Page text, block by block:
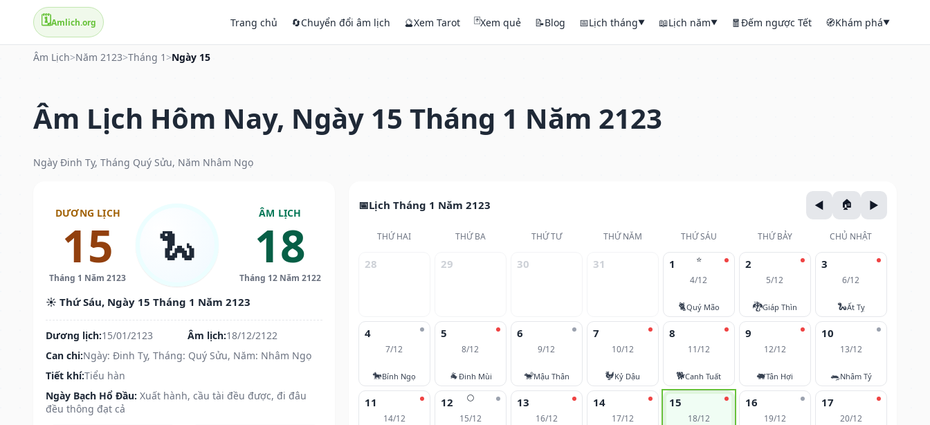
🗓️Amlich.org Trang chủ 🔄Chuyển đổi âm lịch 🔮Xem Tarot 🃏Xem quẻ 📝Blog 📅Lịch tháng▼ 📖Lịch năm▼ 🧧Đếm ngược Tết 🧭Khám phá▼
Âm Lịch>Năm 2123>Tháng 1 >Ngày 15
Âm Lịch Hôm Nay, Ngày 15 Tháng 1 Năm 2123
Ngày Đinh Tỵ, Tháng Quý Sửu, Năm Nhâm Ngọ
DƯƠNG LỊCH
15
Tháng 1 Năm 2123
🐍
ÂM LỊCH
18
Tháng 12 Năm 2122
☀️ Thứ Sáu, Ngày 15 Tháng 1 Năm 2123
Dương lịch:15/01/2123 Âm lịch:18/12/2122
Can chi:Ngày: Đinh Tỵ, Tháng: Quý Sửu, Năm: Nhâm Ngọ
Tiết khí:Tiểu hàn
Ngày Bạch Hổ Đầu: Xuất hành, cầu tài đều được, đi đâu
đều thông đạt cả
Lịch Tháng 1 Năm 2123
THỨ HAI THỨ BA THỨ TƯ THỨ NĂM THỨ SÁU THỨ BẢY CHỦ NHẬT
28 29 30 31 ⭐
1
4/12
🐈Quý Mão
2
5/12
🐉Giáp Thìn
3
6/12
🐍Ất Tỵ
4
7/12
🐎Bính Ngọ
5
8/12
🐐Đinh Mùi
6
9/12
🐒Mậu Thân
7
10/12
🐓Kỷ Dậu
8
11/12
🐕Canh Tuất
9
12/12
🐖Tân Hợi
10
13/12
🐀Nhâm Tý
11
14/12
🌕
12
15/12
13
16/12
14
17/12
15
18/12
16
19/12
17
20/12